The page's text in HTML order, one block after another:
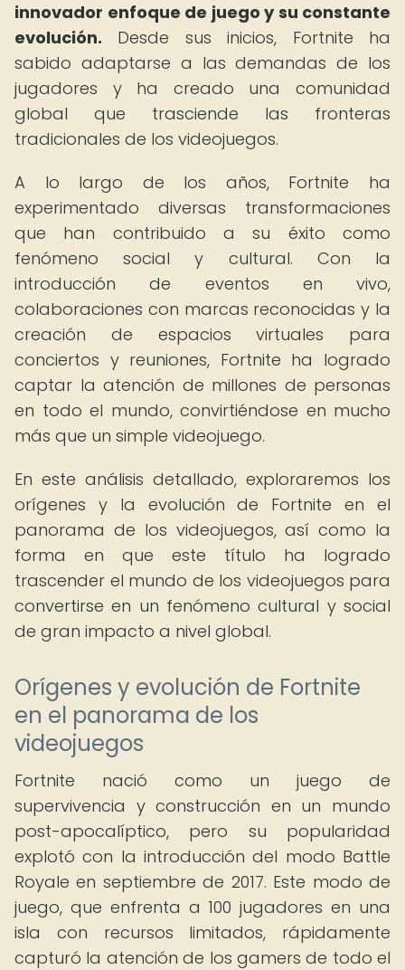
innovador enfoque de juego y su constante
evolución. Desde sus inicios, Fortnite ha
sabido adaptarse a las demandas de los
jugadores y ha creado una comunidad
global que trasciende las fronteras
tradicionales de los videojuegos.
A lo largo de los años, Fortnite ha
experimentado diversas transformaciones
que han contribuido a su éxito como
fenómeno social y cultural. Con la
introducción de eventos en vivo,
colaboraciones con marcas reconocidas y la
creación de espacios virtuales para
conciertos y reuniones, Fortnite ha logrado
captar la atención de millones de personas
en todo el mundo, convirtiéndose en mucho
más que un simple videojuego.
En este análisis detallado, exploraremos los
orígenes y la evolución de Fortnite en el
panorama de los videojuegos, así como la
forma en que este título ha logrado
trascender el mundo de los videojuegos para
convertirse en un fenómeno cultural y social
de gran impacto a nivel global.
Orígenes y evolución de Fortnite
en el panorama de los
videojuegos
Fortnite nació como un juego de
supervivencia y construcción en un mundo
post-apocalíptico, pero su popularidad
explotó con la introducción del modo Battle
Royale en septiembre de 2017. Este modo de
juego, que enfrenta a 100 jugadores en una
isla con recursos limitados, rápidamente
capturó la atención de los gamers de todo el